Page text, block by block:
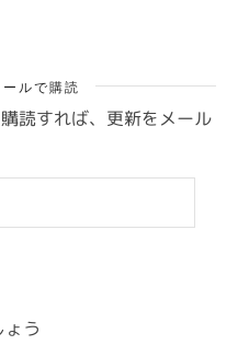
ルで購読
読すれば、更新をメール
う